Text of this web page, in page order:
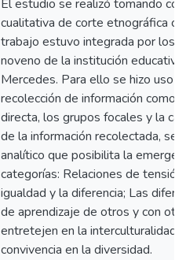
El estudio se realizó tomando
cualitativa de corte etnográfica
trabajo estuvo integrada por los
noveno de la institución
Mercedes. Para ello se hizo uso
recolección de información como
directa, los grupos focales y la
de la información recolectada, se
analítico que posibilita la
categorías: Relaciones de
igualdad y la diferencia; Las
de aprendizaje de otros y con
entretejen en la interculturalidad:
convivencia en la diversidad.